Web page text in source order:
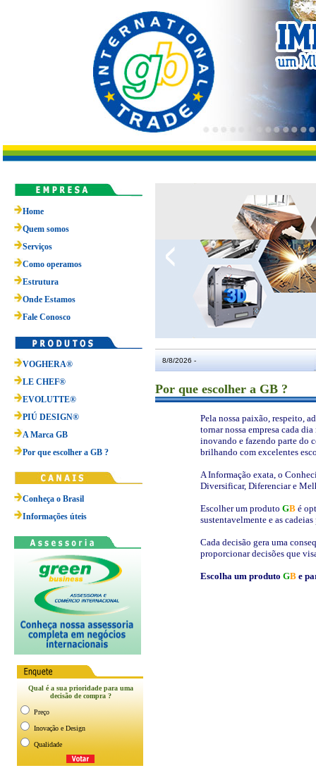
8/8/2026 -
Por que escolher a GB ?
Pela nossa paixão, respeito,
tornar nossa empresa cada
inovando e fazendo parte do
brilhando com excelentes
A Informação exata, o
Diversificar, Diferenciar e
Escolher um produto GB é
sustentavelmente e as
Cada decisão gera uma
proporcionar decisões que
Escolha um produto GB e
Home
Quem somos
Serviços
Como operamos
Estrutura
Onde Estamos
Fale Conosco
VOGHERA®
LE CHEF®
EVOLUTTE®
PIÚ DESIGN®
A Marca GB
Por que escolher a GB ?
Conheça o Brasil
Informações úteis